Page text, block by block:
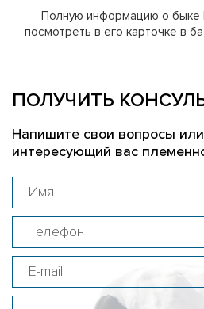
Полную информацию о
посмотреть в его карточке в
ПОЛУЧИТЬ
Напишите свои вопросы или
интересующий вас